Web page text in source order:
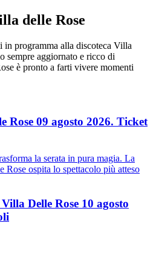
delle Rose
in programma alla discoteca Villa
sempre aggiornato e ricco di
è pronto a farti vivere momenti
Rose 09 agosto 2026. Ticket
la serata in pura magia. La
Rose ospita lo spettacolo più atteso
Delle Rose 10 agosto